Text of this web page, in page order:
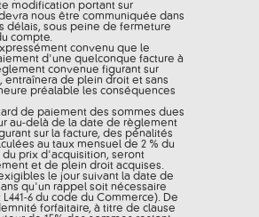
modification portant sur
nous être communiquée dans
délais, sous peine de fermeture
compte.
convenu que le
d'une quelconque facture à
convenue figurant sur
entraînera de plein droit et sans
préalable les conséquences
de paiement des sommes dues
au-delà de la date de règlement
sur la facture, des pénalités
au taux mensuel de 2 % du
du prix d'acquisition, seront
et de plein droit acquises.
le jour suivant la date de
qu'un rappel soit nécessaire
L441-6 du code du Commerce). De
forfaitaire, à titre de clause